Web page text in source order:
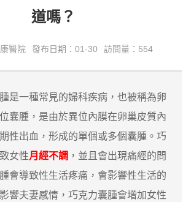
道嗎？
醫院 發布日期：01-30 訪問量：554
一種常見的婦科疾病，也被稱為卵
囊腫，是由於異位內膜在卵巢皮質內
性出血，形成的單個或多個囊腫。巧
女性月經不調 ，並且會出現痛經的問
會導致性生活疼痛，會影響性生活的
響夫妻感情，巧克力囊腫會增加女性